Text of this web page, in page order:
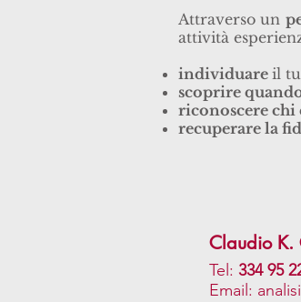
Attraverso un
attività
individuare il
scoprire
riconoscere chi
recuperare la
Tel: 334 95
Email:
Claudio K.